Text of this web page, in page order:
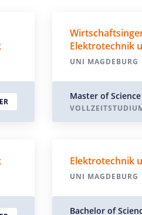
Elektrotechnik
UNI MAGDEBURG
Master of Science
Elektrotechnik
UNI MAGDEBURG
Bachelor of